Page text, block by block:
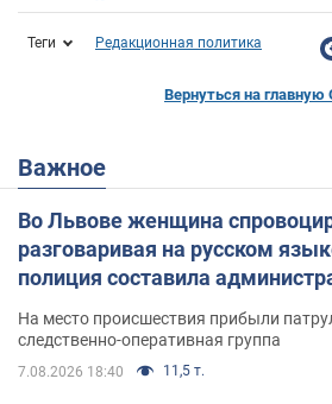
Теги Редакционная политика
Вернуться на главную
Важное
Во Львове женщина
разговаривая на русском
полиция составила
На место происшествия прибыли
следственно-оперативная группа
7.08.2026 18:40 11,5 т.